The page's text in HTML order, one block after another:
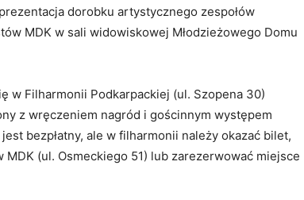
dorobku artystycznego zespołów
MDK w sali widowiskowej Młodzieżowego Domu
w Filharmonii Podkarpackiej (ul. Szopena 30)
z wręczeniem nagród i gościnnym występem
bezpłatny, ale w filharmonii należy okazać bilet,
(ul. Osmeckiego 51) lub zarezerwować miejsce